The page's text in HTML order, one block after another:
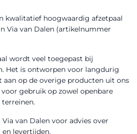
kwalitatief hoogwaardig afzetpaal
Via van Dalen (artikelnummer
wordt veel toegepast bij
Het is ontworpen voor langdurig
op de overige producten uit ons
gebruik op zowel openbare
van Dalen voor advies over
levertijden.